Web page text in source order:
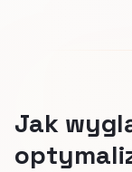
Jak